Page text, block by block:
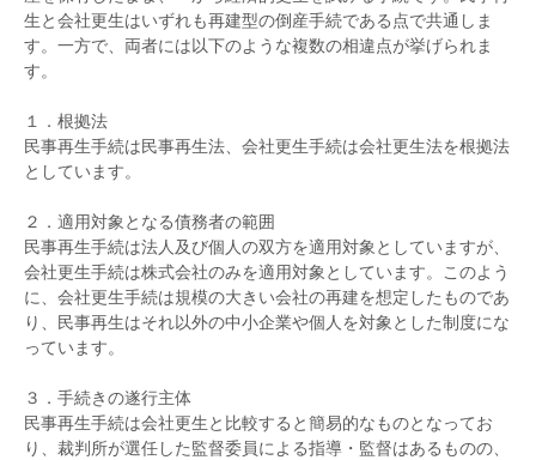
生と会社更生はいずれも再建型の倒産手続である点で共通しま
す。一方で、両者には以下のような複数の相違点が挙げられま
す。
１．根拠法
民事再生手続は民事再生法、会社更生手続は会社更生法を根拠法
としています。
２．適用対象となる債務者の範囲
民事再生手続は法人及び個人の双方を適用対象としていますが、
会社更生手続は株式会社のみを適用対象としています。このよう
に、会社更生手続は規模の大きい会社の再建を想定したものであ
り、民事再生はそれ以外の中小企業や個人を対象とした制度にな
っています。
３．手続きの遂行主体
民事再生手続は会社更生と比較すると簡易的なものとなってお
り、裁判所が選任した監督委員による指導・監督はあるものの、